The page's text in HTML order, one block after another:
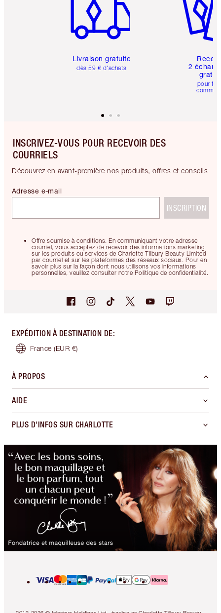
Livraison gratuite
dès 59 € d'achats
2
pour
INSCRIVEZ-VOUS POUR RECEVOIR DES
COURRIELS
Découvrez en avant-première nos produits, offres et conseils
Offre soumise à conditions. En communiquant votre adresse
courriel, vous acceptez de recevoir des informations marketing
sur les produits ou services de Charlotte Tilbury Beauty Limited
par courriel et sur les plateformes des réseaux sociaux. Pour en
savoir plus sur la façon dont nous utilisons vos informations
personnelles, veuillez consulter notre Politique de confidentialité.
Adresse e-mail
INSCRIPTION
EXPÉDITION À DESTINATION DE:
France (EUR €)
À PROPOS
AIDE
PLUS D'INFOS SUR CHARLOTTE